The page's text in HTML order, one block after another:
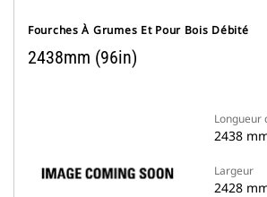
Fourches À Grumes Et Pour Bois Débité
2438mm (96in)
Longueur
2438
Largeur
2428